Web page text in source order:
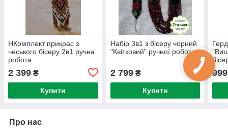
НКомплект прикрас з
чеського бісеру 2в1 ручна
робота
2 399 ₴
Купити
Набір 3в1 з бісеру чорний
"Квітковий" ручної роботи
2 799₴
Купити
999
Про нас